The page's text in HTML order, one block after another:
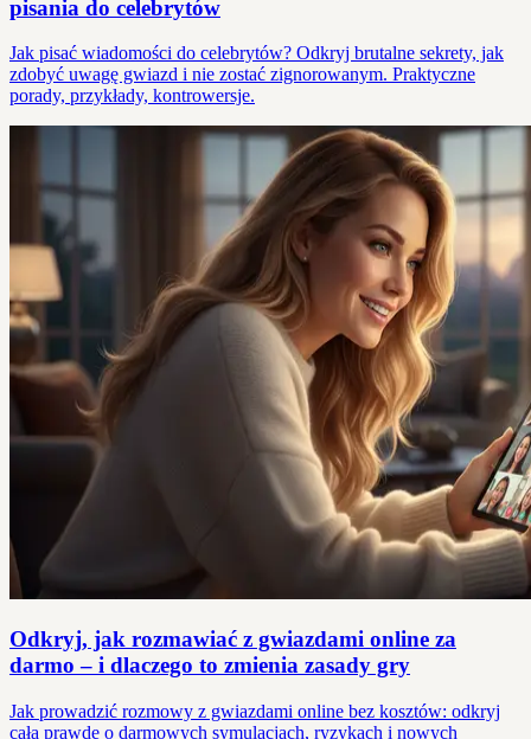
pisania do celebrytów
Jak pisać wiadomości do celebrytów? Odkryj brutalne sekrety, jak
zdobyć uwagę gwiazd i nie zostać zignorowanym. Praktyczne
porady, przykłady, kontrowersje.
Odkryj, jak rozmawiać z gwiazdami online za
darmo – i dlaczego to zmienia zasady gry
Jak prowadzić rozmowy z gwiazdami online bez kosztów: odkryj
całą prawdę o darmowych symulacjach, ryzykach i nowych